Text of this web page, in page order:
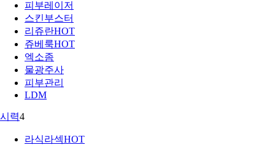
피부레이저
스킨부스터
리쥬란HOT
쥬베룩HOT
엑소좀
물광주사
피부관리
LDM
시력4
라식라섹HOT